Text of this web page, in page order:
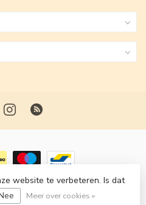
- Powered byLightspeed-
Dyvelopment
website te verbeteren. Is dat
Meer over cookies »